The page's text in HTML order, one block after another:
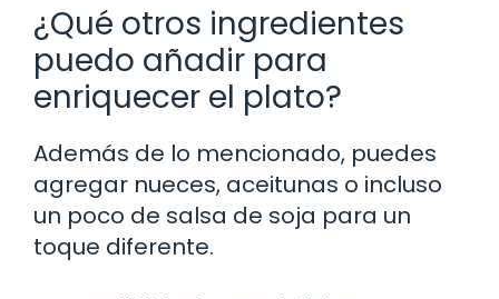
¿Qué otros ingredientes
puedo añadir para
enriquecer el plato?
Además de lo mencionado, puedes
agregar nueces, aceitunas o incluso
un poco de salsa de soja para un
toque diferente.